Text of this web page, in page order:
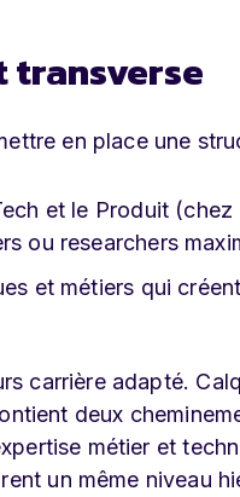
transverse
en place une
et le Produit
ou researchers
et métiers qui
carrière adapté.
deux
métier et
un même niveau